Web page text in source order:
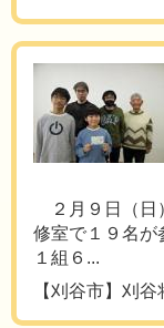
２月９日（日
修室で１９名が
１組６...
【刈谷市】刈